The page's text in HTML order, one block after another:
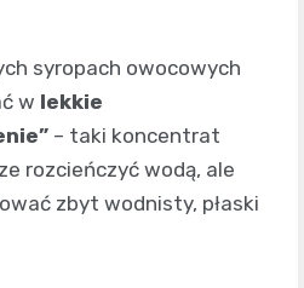
syropach owocowych
w lekkie
– taki koncentrat
rozcieńczyć wodą, ale
zbyt wodnisty, płaski